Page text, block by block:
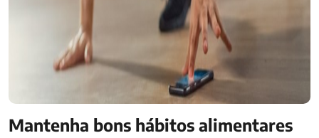
Mantenha bons hábitos alimentares